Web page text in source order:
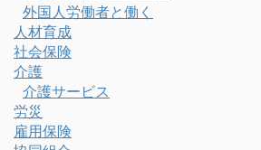
外国人労働者と働く
人材育成
社会保険
介護
介護サービス
労災
雇用保険